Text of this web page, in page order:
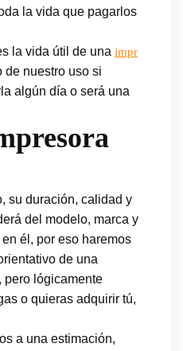
la vida que pagarlos
la vida útil de una impr
de nuestro uso si
algún día o será una
su duración, calidad y
del modelo, marca y
él, por eso haremos
de una
pero lógicamente
o quieras adquirir tú,
a una estimación,